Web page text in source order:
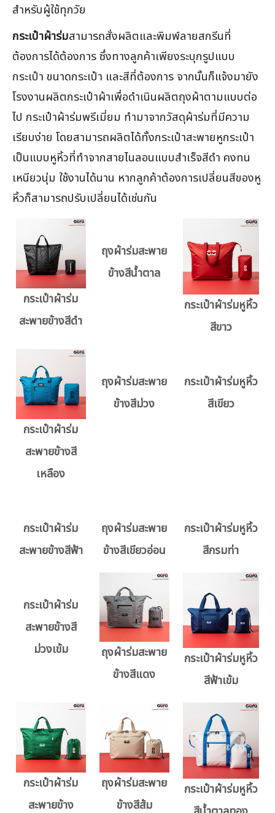
สำหรับผู้ใช้ทุกวัย
กระเป๋าผ้าร่มสามารถสั่งผลิตและพิมพ์ลายสกรีนที่
ต้องการได้ต้องการ ซึ่งทางลูกค้าเพียงระบุกรูปแบบ
กระเป๋า ขนาดกระเป๋า และสีที่ต้องการ จากนั้นก็แจ้งมายัง
โรงงานผลิตกระเป๋าผ้าเพื่อดำเนินผลิตถุงผ้าตามแบบต่อ
ไป กระเป๋าผ้าร่มพรีเมี่ยม ทำมาจากวัสดุผ้าร่มที่มีความ
เรียบง่าย โดยสามารถผลิตได้ทั้งกระเป๋าสะพายหูกระเป๋า
เป็นแบบหูหิ้วที่ทำจากสายไนลอนแบบสำเร็จสีดำ คงทน
เหนียวนุ่ม ใช้งานได้นาน หากลูกค้าต้องการเปลี่ยนสีของหู
หิ้วก็สามารถปรับเปลี่ยนได้เช่นกัน
กระเป๋าผ้าร่ม
สะพายข้างสีดำ
กระเป๋าผ้าร่มหูหิ้ว
สีขาว
กระเป๋าผ้าร่ม
สะพายข้างสี
เหลือง
ถุงผ้าร่มสะพาย
ข้างสีม่วง
กระเป๋าผ้าร่มหูหิ้ว
สีเขียว
กระเป๋าผ้าร่ม
สะพายข้างสีฟ้า
ถุงผ้าร่มสะพาย
ข้างสีเขียวอ่อน
กระเป๋าผ้าร่มหูหิ้ว
สีกรมท่า
กระเป๋าผ้าร่ม
สะพายข้างสี
ม่วงเข้ม
ถุงผ้าร่มสะพาย
ข้างสีแดง
กระเป๋าผ้าร่มหูหิ้ว
สีฟ้าเข้ม
กระเป๋าผ้าร่ม
สะพายข้าง
ถุงผ้าร่มสะพาย
ข้างสีส้ม
กระเป๋าผ้าร่มหูหิ้ว